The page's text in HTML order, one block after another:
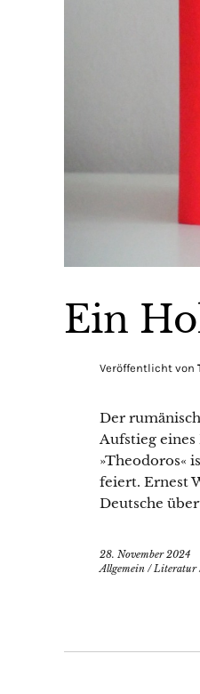
Ein
Veröffentlicht von
Der
Aufstieg
»Theodoros«
feiert. Ernest
Deutsche
28. November 2024
Allgemein /Literatur